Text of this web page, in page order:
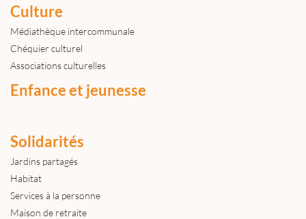
Culture
Médiathèque intercommunale
Chéquier culturel
Associations culturelles
Enfance et jeunesse
Solidarités
Jardins partagés
Habitat
Services à la personne
Maison de retraite